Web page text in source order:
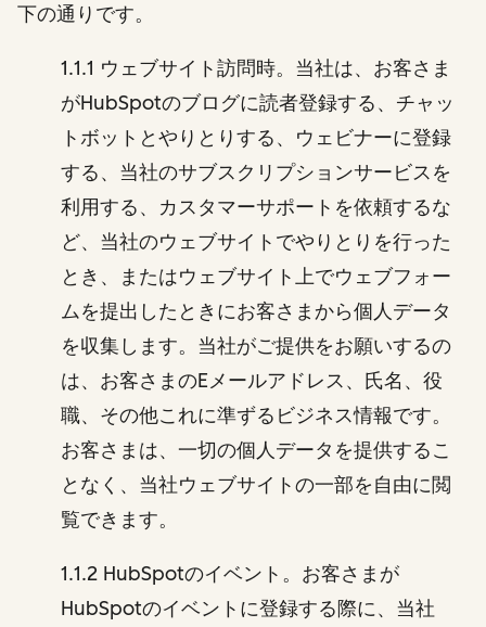
下の通りです。
1.1.1 ウェブサイト訪問時。当社は、お客さま
がHubSpotのブログに読者登録する、チャッ
トボットとやりとりする、ウェビナーに登録
する、当社のサブスクリプションサービスを
利用する、カスタマーサポートを依頼するな
ど、当社のウェブサイトでやりとりを行った
とき、またはウェブサイト上でウェブフォー
ムを提出したときにお客さまから個人データ
を収集します。当社がご提供をお願いするの
は、お客さまのEメールアドレス、氏名、役
職、その他これに準ずるビジネス情報です。
お客さまは、一切の個人データを提供するこ
となく、当社ウェブサイトの一部を自由に閲
覧できます。
1.1.2 HubSpotのイベント。お客さまが
HubSpotのイベントに登録する際に、当社